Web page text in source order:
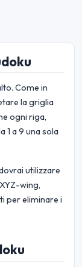
Come in
la griglia
ogni riga,
1 a 9 una sola
utilizzare
wing,
per eliminare i